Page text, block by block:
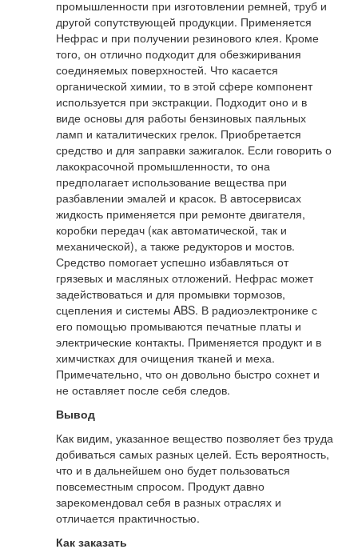
промышленности при изготовлении ремней, труб и
другой сопутствующей продукции. Применяется
Нефрас и при получении резинового клея. Кроме
того, он отлично подходит для обезжиривания
соединяемых поверхностей. Что касается
органической химии, то в этой сфере компонент
используется при экстракции. Подходит оно и в
виде основы для работы бензиновых паяльных
ламп и каталитических грелок. Приобретается
средство и для заправки зажигалок. Если говорить о
лакокрасочной промышленности, то она
предполагает использование вещества при
разбавлении эмалей и красок. В автосервисах
жидкость применяется при ремонте двигателя,
коробки передач (как автоматической, так и
механической), а также редукторов и мостов.
Средство помогает успешно избавляться от
грязевых и масляных отложений. Нефрас может
задействоваться и для промывки тормозов,
сцепления и системы ABS. В радиоэлектронике с
его помощью промываются печатные платы и
электрические контакты. Применяется продукт и в
химчистках для очищения тканей и меха.
Примечательно, что он довольно быстро сохнет и
не оставляет после себя следов.
Вывод
Как видим, указанное вещество позволяет без труда
добиваться самых разных целей. Есть вероятность,
что и в дальнейшем оно будет пользоваться
повсеместным спросом. Продукт давно
зарекомендовал себя в разных отраслях и
отличается практичностью.
Как заказать